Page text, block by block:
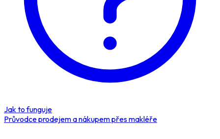
Jak to funguje
Průvodce prodejem a nákupem přes makléře